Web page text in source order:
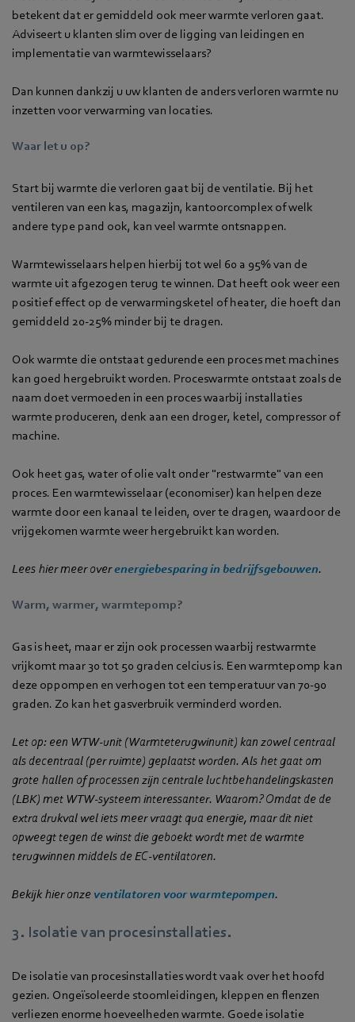
betekent dat er gemiddeld ook meer warmte verloren gaat.
Adviseert u klanten slim over de ligging van leidingen en
implementatie van warmtewisselaars?
Dan kunnen dankzij u uw klanten de anders verloren warmte nu
inzetten voor verwarming van locaties.
Waar let u op?
Start bij warmte die verloren gaat bij de ventilatie. Bij het
ventileren van een kas, magazijn, kantoorcomplex of welk
andere type pand ook, kan veel warmte ontsnappen.
Warmtewisselaars helpen hierbij tot wel 60 a 95% van de
warmte uit afgezogen terug te winnen. Dat heeft ook weer een
positief effect op de verwarmingsketel of heater, die hoeft dan
gemiddeld 20-25% minder bij te dragen.
Ook warmte die ontstaat gedurende een proces met machines
kan goed hergebruikt worden. Proceswarmte ontstaat zoals de
naam doet vermoeden in een proces waarbij installaties
warmte produceren, denk aan een droger, ketel, compressor of
machine.
Ook heet gas, water of olie valt onder "restwarmte" van een
proces. Een warmtewisselaar (economiser) kan helpen deze
warmte door een kanaal te leiden, over te dragen, waardoor de
vrijgekomen warmte weer hergebruikt kan worden.
Lees hier meer overenergiebesparing in bedrijfsgebouwen.
Warm, warmer, warmtepomp?
Gas is heet, maar er zijn ook processen waarbij restwarmte
vrijkomt maar 30 tot 50 graden celcius is. Een warmtepomp kan
deze oppompen en verhogen tot een temperatuur van 70-90
graden. Zo kan het gasverbruik verminderd worden.
Let op: een WTW-unit (Warmteterugwinunit) kan zowel centraal
als decentraal (per ruimte) geplaatst worden. Als het gaat om
grote hallen of processen zijn centrale luchtbehandelingskasten
(LBK) met WTW-systeem interessanter. Waarom? Omdat de de
extra drukval wel iets meer vraagt qua energie, maar dit niet
opweegt tegen de winst die geboekt wordt met de warmte
terugwinnen middels de EC-ventilatoren.
Bekijk hier onze ventilatoren voor warmtepompen.
3. Isolatie van procesinstallaties.
De isolatie van procesinstallaties wordt vaak over het hoofd
gezien. Ongeïsoleerde stoomleidingen, kleppen en flenzen
verliezen enorme hoeveelheden warmte. Goede isolatie